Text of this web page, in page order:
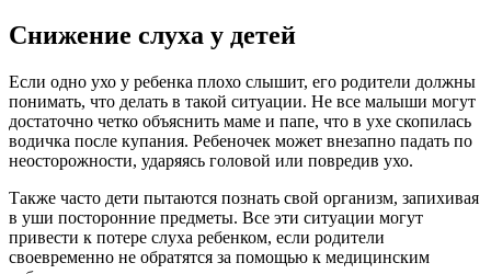
Снижение слуха у детей
Если одно ухо у ребенка плохо слышит, его родители должны
понимать, что делать в такой ситуации. Не все малыши могут
достаточно четко объяснить маме и папе, что в ухе скопилась
водичка после купания. Ребеночек может внезапно падать по
неосторожности, ударяясь головой или повредив ухо.
Также часто дети пытаются познать свой организм, запихивая
в уши посторонние предметы. Все эти ситуации могут
привести к потере слуха ребенком, если родители
своевременно не обратятся за помощью к медицинским